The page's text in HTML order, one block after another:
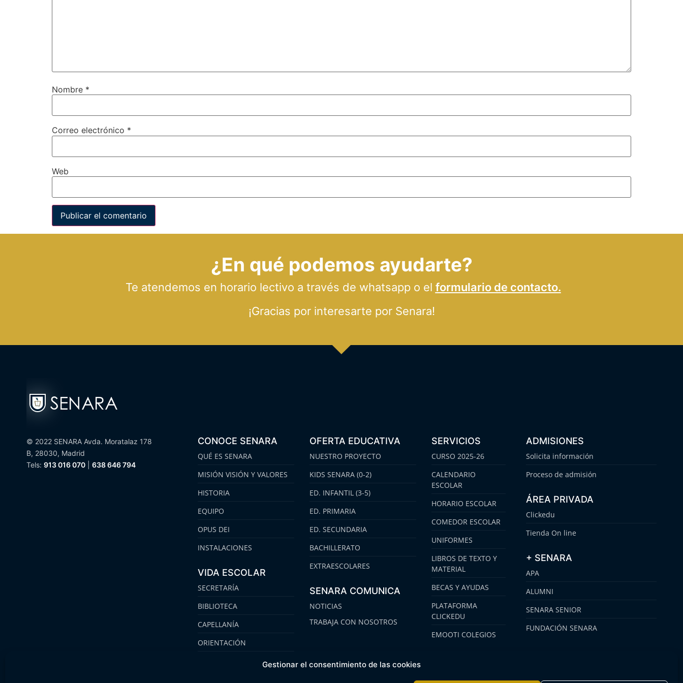
Gestionar el consentimiento de las cookies
Nombre *
Correo electrónico *
Web
¿En qué podemos ayudarte?
Te atendemos en horario lectivo a través de whatsapp o el formulario de contacto.
¡Gracias por interesarte por Senara!
© 2022 SENARA Avda. Moratalaz 178
B, 28030, Madrid
Tels: 913 016 070 638 646 794
CONOCE SENARA
QUÉ ES SENARA
MISIÓN VISIÓN Y VALORES
HISTORIA
EQUIPO
OPUS DEI
INSTALACIONES
VIDA ESCOLAR
SECRETARÍA
BIBLIOTECA
CAPELLANÍA
ORIENTACIÓN
OFERTA EDUCATIVA
NUESTRO PROYECTO
KIDS SENARA (0-2)
ED. INFANTIL (3-5)
ED. PRIMARIA
ED. SECUNDARIA
BACHILLERATO
EXTRAESCOLARES
SENARA COMUNICA
NOTICIAS
TRABAJA CON NOSOTROS
SERVICIOS
CURSO 2025-26
CALENDARIO
ESCOLAR
HORARIO ESCOLAR
COMEDOR ESCOLAR
UNIFORMES
LIBROS DE TEXTO Y
MATERIAL
BECAS Y AYUDAS
PLATAFORMA
CLICKEDU
EMOOTI COLEGIOS
ADMISIONES
Solicita información
Proceso de admisión
ÁREA PRIVADA
Clickedu
Tienda On line
+ SENARA
APA
ALUMNI
SENARA SENIOR
FUNDACIÓN SENARA